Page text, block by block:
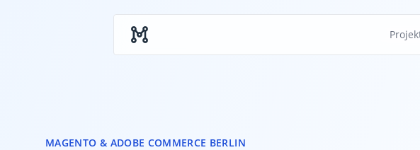
MAGENTO & ADOBE COMMERCE BERLIN